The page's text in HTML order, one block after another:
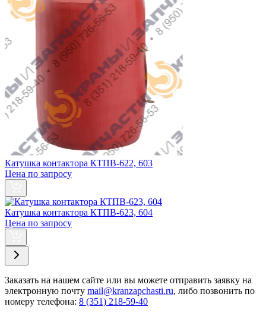
Катушка контактора КТПВ-622, 603
Цена по запросу
Катушка контактора КТПВ-623, 604
Цена по запросу
Заказать на нашем сайте или вы можете отправить заявку на
электронную почту mail@kranzapchasti.ru, либо позвонить по
номеру телефона: 8 (351) 218-59-40